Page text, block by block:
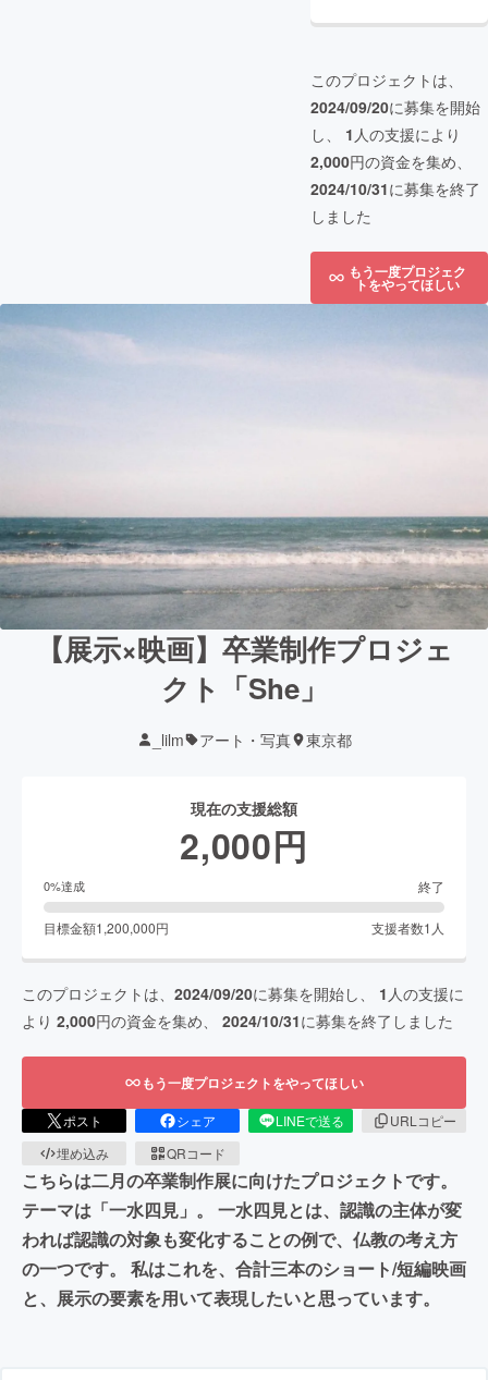
このプロジェクトは、
2024/09/20に募集を開始
し、 1 人の支援により
2,000円の資金を集め、
2024/10/31に募集を終了
しました
もう一度プロジェク
トをやってほしい
【展示×映画】卒業制作プロジェ
クト「She」
_lilm アート・写真 東京都
現在の支援総額
2,000円
0%達成 終了
目標金額1,200,000円 支援者数1 人
このプロジェクトは、 2024/09/20に募集を開始し、 1 人の支援に
より 2,000円の資金を集め、 2024/10/31に募集を終了しました
もう一度プロジェクトをやってほしい
ポスト シェア LINEで送る
URLコピー
埋め込み
QRコード
こちらは二月の卒業制作展に向けたプロジェクトです。
テーマは「一水四見」。 一水四見とは、認識の主体が変
われば認識の対象も変化することの例で、仏教の考え方
の一つです。 私はこれを、合計三本のショート/短編映画
と、展示の要素を用いて表現したいと思っています。